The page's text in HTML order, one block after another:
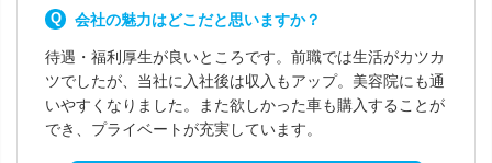
会社の魅力はどこだと思いますか？
待遇・福利厚生が良いところです。前職では生活がカツカ
ツでしたが、当社に入社後は収入もアップ。美容院にも通
いやすくなりました。また欲しかった車も購入することが
でき、プライベートが充実しています。